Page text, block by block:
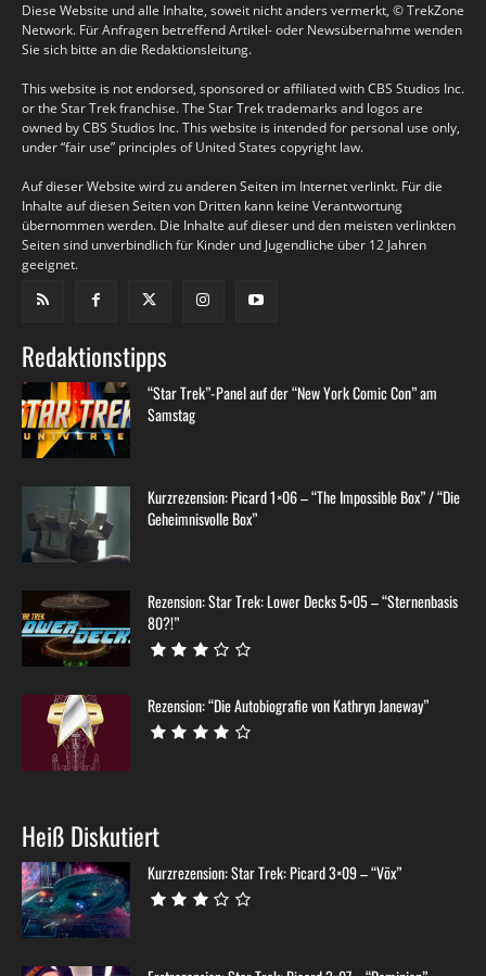
Diese Website und alle Inhalte, soweit nicht anders vermerkt, © TrekZone
Network. Für Anfragen betreffend Artikel- oder Newsübernahme wenden
Sie sich bitte an die Redaktionsleitung.
This website is not endorsed, sponsored or affiliated with CBS Studios Inc.
or the Star Trek franchise. The Star Trek trademarks and logos are
owned by CBS Studios Inc. This website is intended for personal use only,
under “fair use” principles of United States copyright law.
Auf dieser Website wird zu anderen Seiten im Internet verlinkt. Für die
Inhalte auf diesen Seiten von Dritten kann keine Verantwortung
übernommen werden. Die Inhalte auf dieser und den meisten verlinkten
Seiten sind unverbindlich für Kinder und Jugendliche über 12 Jahren
geeignet.
Redaktionstipps
“Star Trek”-Panel auf der “New York Comic Con” am
Samstag
Kurzrezension: Picard 1×06 – “The Impossible Box” / “Die
Geheimnisvolle Box”
Rezension: Star Trek: Lower Decks 5×05 – “Sternenbasis
80?!”
Rezension: “Die Autobiografie von Kathryn Janeway”
Heiß Diskutiert
Kurzrezension: Star Trek: Picard 3×09 – “Võx”